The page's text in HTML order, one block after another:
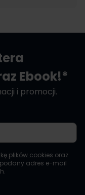
Ebook!*
i promocji.
plików cookies oraz
adres e-mail